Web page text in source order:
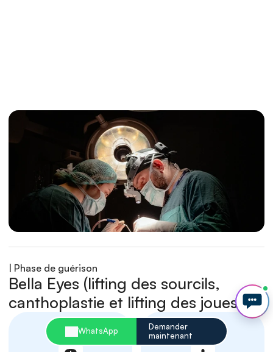
| Phase de guérison
Bella Eyes (lifting des sourcils,
canthoplastie et lifting des joues)
WhatsApp
Demander
maintenant